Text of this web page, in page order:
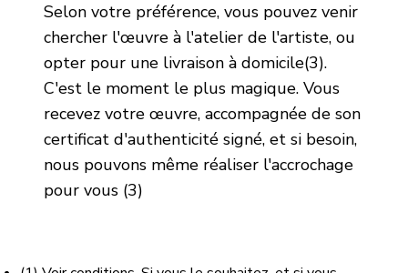
Selon votre préférence, vous pouvez venir
chercher l'œuvre à l'atelier de l'artiste, ou
opter pour une livraison à domicile(3).
C'est le moment le plus magique. Vous
recevez votre œuvre, accompagnée de son
certificat d'authenticité signé, et si besoin,
nous pouvons même réaliser l'accrochage
pour vous (3)